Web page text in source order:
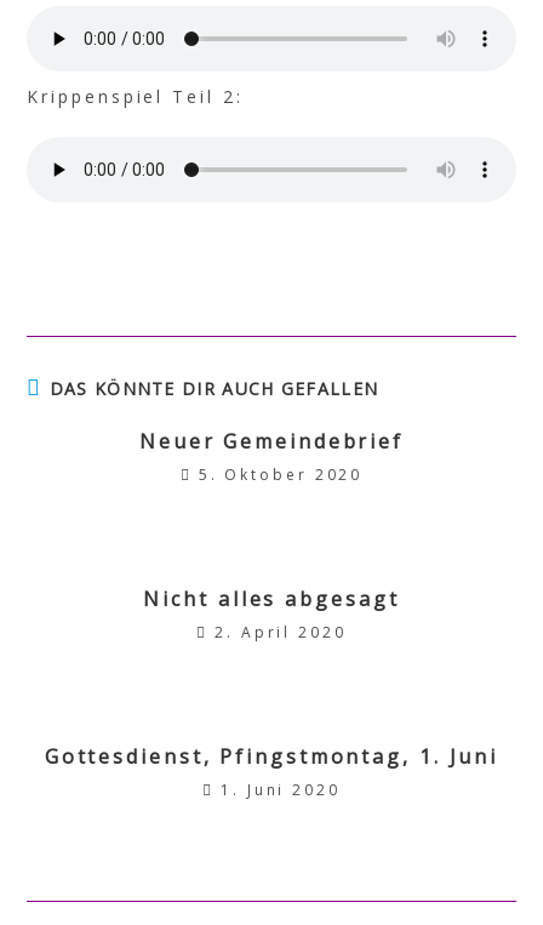
Krippenspiel Teil 2:
DAS KÖNNTE DIR AUCH GEFALLEN
Neuer Gemeindebrief
5. Oktober 2020
Nicht alles abgesagt
2. April 2020
Gottesdienst, Pfingstmontag, 1. Juni
1. Juni 2020